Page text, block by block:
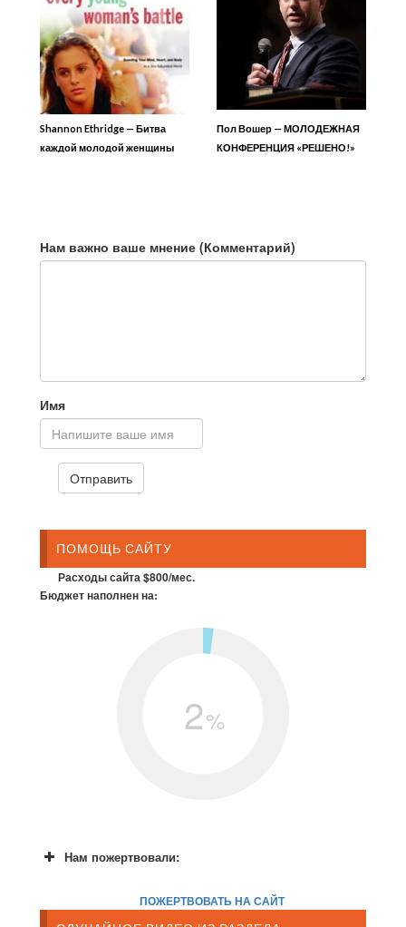
Shannon Ethridge — Битва
каждой молодой женщины
Пол Вошер — МОЛОДЕЖНАЯ
КОНФЕРЕНЦИЯ «РЕШЕНО!»
Нам важно ваше мнение (Комментарий)
Имя
ПОМОЩЬ САЙТУ
Расходы сайта $800/мес.
Бюджет наполнен на:
2%
Нам пожертвовали:
ПОЖЕРТВОВАТЬ НА САЙТ